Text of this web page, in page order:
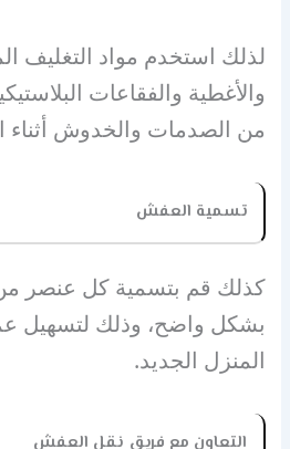
لذلك استخدم مواد التغليف
والأغطية والفقاعات
من الصدمات والخدوش أثناء
تسمية العفش
كذلك قم بتسمية كل عنصر
بشكل واضح، وذلك لتسهيل
المنزل الجديد.
التعاون مع فريق نقل العفش